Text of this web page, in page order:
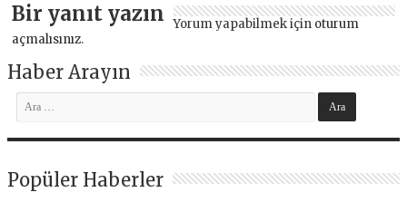
Bir yanıt yazın Yorum yapabilmek için oturum
açmalısınız.
Haber Arayın
Popüler Haberler